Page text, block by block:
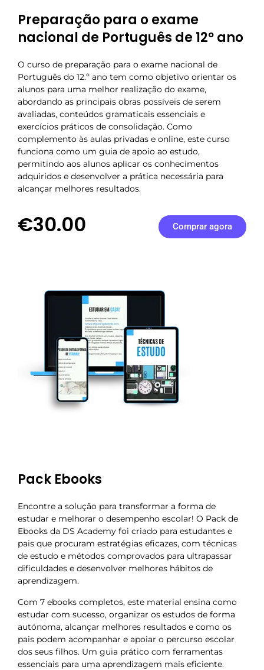
Preparação para o exame
nacional de Português de 12º ano
O curso de preparação para o exame nacional de
Português do 12.º ano tem como objetivo orientar os
alunos para uma melhor realização do exame,
abordando as principais obras possíveis de serem
avaliadas, conteúdos gramaticais essenciais e
exercícios práticos de consolidação. Como
complemento às aulas privadas e online, este curso
funciona como um guia de apoio ao estudo,
permitindo aos alunos aplicar os conhecimentos
adquiridos e desenvolver a prática necessária para
alcançar melhores resultados.
€30.00 Comprar agora
Pack Ebooks
Encontre a solução para transformar a forma de
estudar e melhorar o desempenho escolar! O Pack de
Ebooks da DS Academy foi criado para estudantes e
pais que procuram estratégias eficazes, com técnicas
de estudo e métodos comprovados para ultrapassar
dificuldades e desenvolver melhores hábitos de
aprendizagem.
Com 7 ebooks completos, este material ensina como
estudar com sucesso, organizar os estudos de forma
autónoma, alcançar melhores resultados e como os
pais podem acompanhar e apoiar o percurso escolar
dos seus filhos. Um guia prático com ferramentas
essenciais para uma aprendizagem mais eficiente.